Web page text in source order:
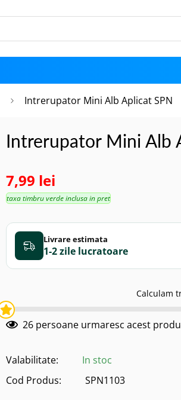
Intrerupator Mini Alb Aplicat SPN
Intrerupator Mini Alb
7,99 lei
taxa timbru verde inclusa in pret
Livrare estimata
1-2 zile
Calculam
26 persoane urmaresc acest
Valabilitate:
In stoc
Cod Produs:
SPN1103